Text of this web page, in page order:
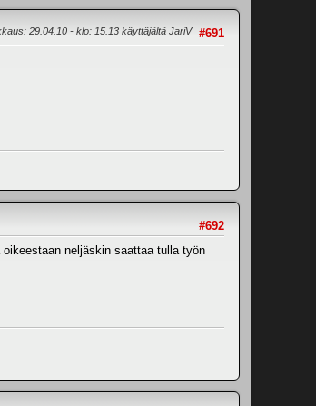
#691
: 29.04.10 - klo: 15.13 käyttäjältä JariV
#692
neljäskin saattaa tulla työn